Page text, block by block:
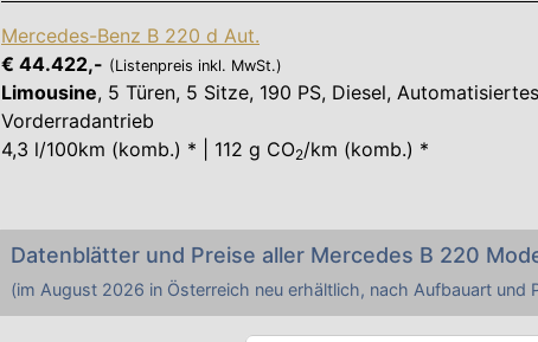
Mercedes-Benz B 220 d Aut.
€ 44.422,- (Listenpreis inkl. MwSt.)
Limousine, 5 Türen, 5 Sitze, 190 PS, Diesel,
Vorderradantrieb
4,3 l/100km (komb.) * | 112 g CO2/km (komb.) *
Datenblätter und Preise aller Mercedes B 220
(im August 2026 in Österreich neu erhältlich, nach Aufbauart und